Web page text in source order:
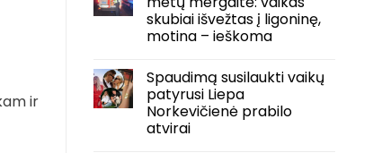
ir
skubiai išvežtas į ligoninę,
motina – ieškoma
Spaudimą susilaukti vaikų
patyrusi Liepa
Norkevičienė prabilo
atvirai